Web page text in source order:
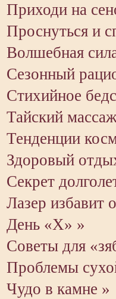
Приходи на
Проснуться и
Волшебная
Сезонный
Стихийное
Тайский
Тенденции
Здоровый
Секрет
Лазер избавит
День «X» »
Советы для
Проблемы
Чудо в камне »